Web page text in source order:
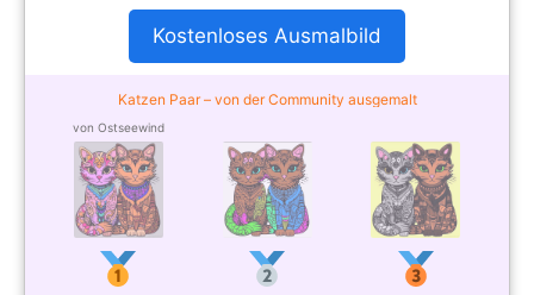
Kostenloses Ausmalbild
Katzen Paar – von der Community ausgemalt
von Ostseewind